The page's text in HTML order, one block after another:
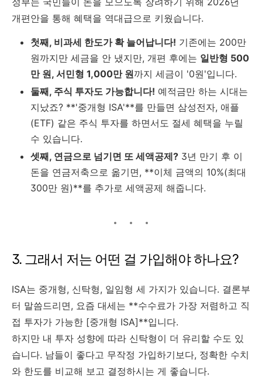
개편안을 통해 혜택을 역대급으로 키웠습니다.
첫째, 비과세 한도가 확 늘어납니다! 기존에는 200만
원까지만 세금을 안 냈지만, 개편 후에는 일반형 500
만 원, 서민형 1,000만 원까지 세금이 '0원'입니다.
둘째, 주식 투자도 가능합니다! 예적금만 하는 시대는
지났죠? **'중개형 ISA'**를 만들면 삼성전자, 애플
(ETF) 같은 주식 투자를 하면서도 절세 혜택을 누릴
수 있습니다.
셋째, 연금으로 넘기면 또 세액공제? 3년 만기 후 이
돈을 연금저축으로 옮기면, **이체 금액의 10%(최대
300만 원)**를 추가로 세액공제 해줍니다.
3. 그래서 저는 어떤 걸 가입해야 하나요?
ISA는 중개형, 신탁형, 일임형 세 가지가 있습니다. 결론부
터 말씀드리면, 요즘 대세는 **수수료가 가장 저렴하고 직
접 투자가 가능한 [중개형 ISA]**입니다.
하지만 내 투자 성향에 따라 신탁형이 더 유리할 수도 있
습니다. 남들이 좋다고 무작정 가입하기보다, 정확한 수치
와 한도를 비교해 보고 결정하시는 게 좋습니다.